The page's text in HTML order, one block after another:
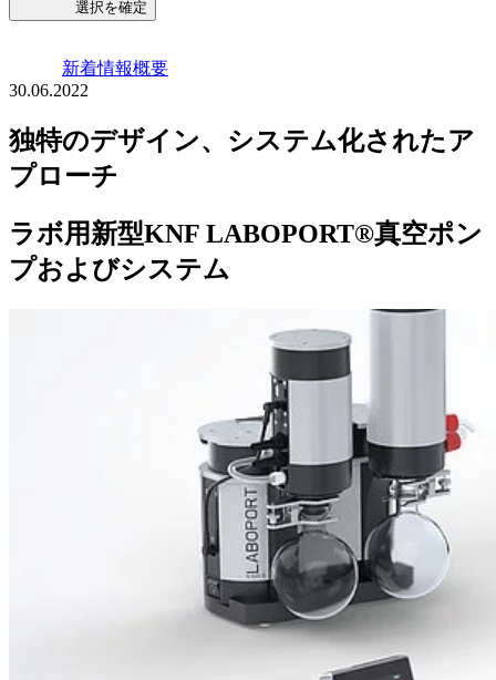
選択を確定
新着情報概要
30.06.2022
独特のデザイン、システム化されたア
プローチ
ラボ用新型KNF LABOPORT®真空ポン
プおよびシステム